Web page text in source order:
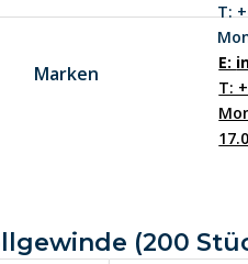
T:
Marken E:
T:
(200